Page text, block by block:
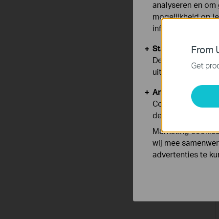
From
Get
analyseren en
mogelijkheid op
informatie.
Standaard
Deze cookies zijn
uitgeschakeld.
Analyse en
Cookies voor
de functionaliteit
Marketing
wij mee
advertenties te